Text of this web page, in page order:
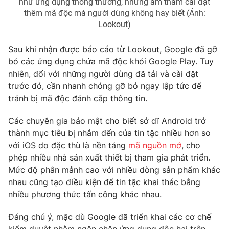
Liên hệ quảng cáo: 024-7300.7108
® Cấm sao chép dưới mọi hình thức nếu không có sự chấp
thuận bằng văn bản. Ghi rõ nguồn VTV.vn khi phát hành lại
thông tin từ website này.
thêm mã độc mà người dùng không hay biết (Ảnh:
Lookout)
Sau khi nhận được báo cáo từ Lookout, Google đã gỡ
bỏ các ứng dụng chứa mã độc khỏi Google Play. Tuy
nhiên, đối với những người dùng đã tải và cài đặt
trước đó, cần nhanh chóng gỡ bỏ ngay lập tức để
tránh bị mã độc đánh cắp thông tin.
Các chuyên gia bảo mật cho biết sở dĩ Android trở
thành mục tiêu bị nhắm đến của tin tặc nhiều hơn so
với iOS do đặc thù là nền tảng mã nguồn mở, cho
phép nhiều nhà sản xuất thiết bị tham gia phát triển.
Mức độ phân mảnh cao với nhiều dòng sản phẩm khác
nhau cũng tạo điều kiện để tin tặc khai thác bằng
nhiều phương thức tấn công khác nhau.
Đáng chú ý, mặc dù Google đã triển khai các cơ chế